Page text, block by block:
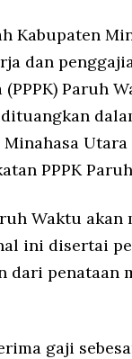
Kabupaten
dan
Paruh
PPPK
Waktu akan
ini disertai
dari penataan
gaji